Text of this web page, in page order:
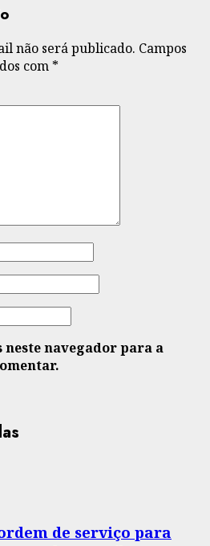
não será publicado. Campos
com *
neste navegador para a
de serviço para